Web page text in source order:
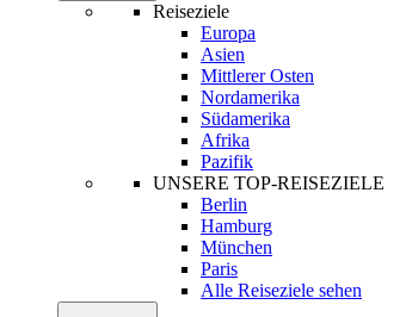
Reiseziele
Europa
Asien
Mittlerer Osten
Nordamerika
Südamerika
Afrika
Pazifik
UNSERE TOP-REISEZIELE
Berlin
Hamburg
München
Paris
Alle Reiseziele sehen